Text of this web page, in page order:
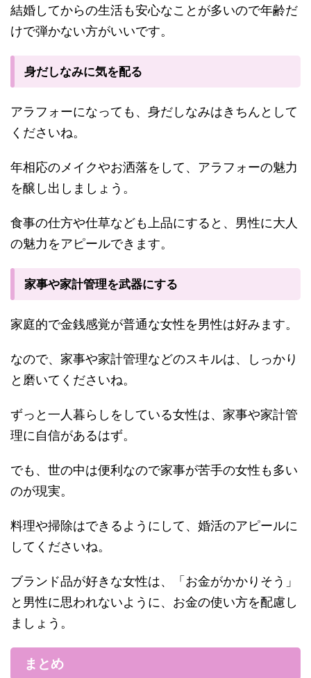
結婚してからの生活も安心なことが多いので年齢だ
けで弾かない方がいいです。
身だしなみに気を配る
アラフォーになっても、身だしなみはきちんとして
くださいね。
年相応のメイクやお洒落をして、アラフォーの魅力
を醸し出しましょう。
食事の仕方や仕草なども上品にすると、男性に大人
の魅力をアピールできます。
家事や家計管理を武器にする
家庭的で金銭感覚が普通な女性を男性は好みます。
なので、家事や家計管理などのスキルは、しっかり
と磨いてくださいね。
ずっと一人暮らしをしている女性は、家事や家計管
理に自信があるはず。
でも、世の中は便利なので家事が苦手の女性も多い
のが現実。
料理や掃除はできるようにして、婚活のアピールに
してくださいね。
ブランド品が好きな女性は、「お金がかかりそう」
と男性に思われないように、お金の使い方を配慮し
ましょう。
まとめ